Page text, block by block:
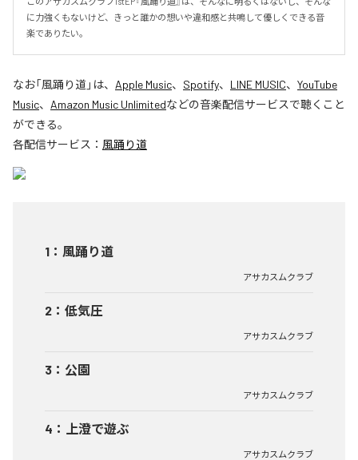
に力強くもないけど、きっと誰かの想いや違和感と共鳴して優しくできる音
楽でありたい。
なお「風踊り道」は、 Apple Music、 Spotify、 LINE MUSIC、 YouTube
Music、 Amazon Music Unlimitedなどの音楽配信サービスで聴くこと
ができる。
各配信サービス： 風踊り道
1 ： 風踊り道
アサカスムクラブ
2 ： 低気圧
アサカスムクラブ
3 ： 公園
アサカスムクラブ
4 ： 上澄で遊ぶ
アサカスムクラブ